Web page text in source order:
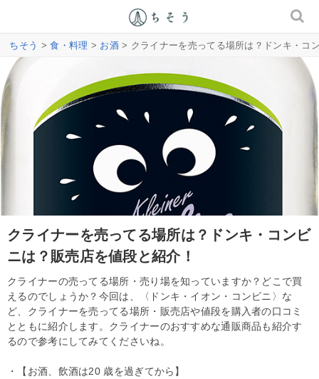
ちそう >食・料理 > お酒> クライナーを売ってる場所は？ドンキ・コ
クライナーを売ってる場所は？ドンキ・コンビ
ニは？販売店を値段と紹介！
クライナーの売ってる場所・売り場を知っていますか？どこで買
えるのでしょうか？今回は、〈ドンキ・イオン・コンビニ〉な
ど、クライナーを売ってる場所・販売店や値段を購入者の口コミ
とともに紹介します。クライナーのおすすめな通販商品も紹介す
るので参考にしてみてくださいね。
・【お酒、飲酒は20 歳を過ぎてから】